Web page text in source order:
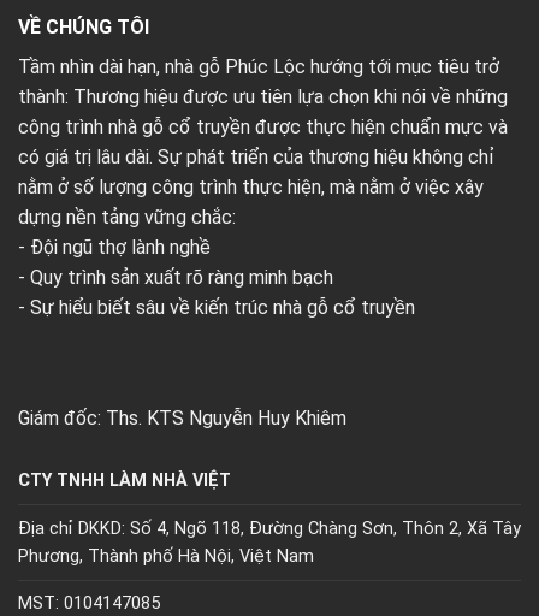
VỀ CHÚNG TÔI
Tầm nhìn dài hạn, nhà gỗ Phúc Lộc hướng tới mục tiêu trở
thành: Thương hiệu được ưu tiên lựa chọn khi nói về những
công trình nhà gỗ cổ truyền được thực hiện chuẩn mực và
có giá trị lâu dài. Sự phát triển của thương hiệu không chỉ
nằm ở số lượng công trình thực hiện, mà nằm ở việc xây
dựng nền tảng vững chắc:
- Đội ngũ thợ lành nghề
- Quy trình sản xuất rõ ràng minh bạch
- Sự hiểu biết sâu về kiến trúc nhà gỗ cổ truyền
Giám đốc: Ths. KTS Nguyễn Huy Khiêm
CTY TNHH LÀM NHÀ VIỆT
Địa chỉ DKKD: Số 4, Ngõ 118, Đường Chàng Sơn, Thôn 2, Xã Tây
Phương, Thành phố Hà Nội, Việt Nam
MST: 0104147085